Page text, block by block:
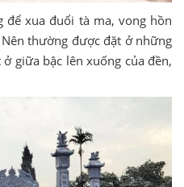
để xua đuổi tà ma, vong hồn
thường được đặt ở những
giữa bậc lên xuống của đền,